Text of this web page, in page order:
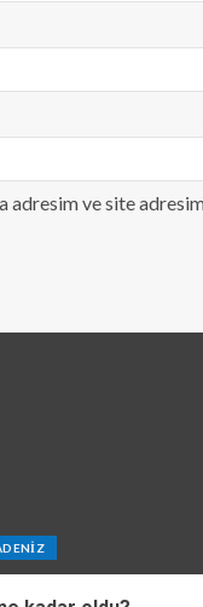
adresim ve site